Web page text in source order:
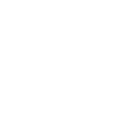
se specifica altfel, camerel au
Deluxe, cu vedere la oras: